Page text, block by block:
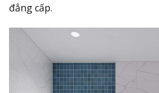
đẳng cấp.